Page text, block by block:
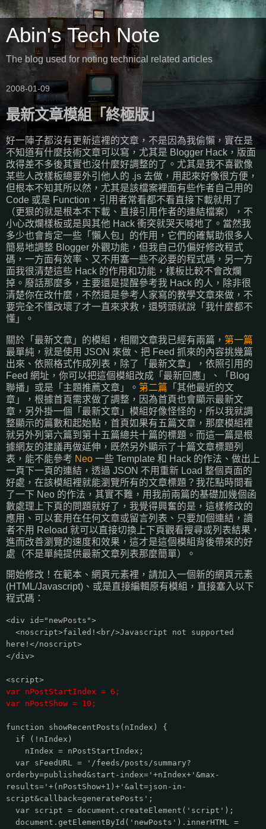
Abin's Tech Note
The blog used for noting technical related articles
2008-01-09
最新文章模組「終極版」
好一陣子都沒有更新這裡的文章，不是因為我偷懶，實在是
不知道有什麼技術文章可以寫，尤其是 Blogger Hack，版面
改得差不多後其實也沒什麼好調整的了。尤其是我不喜歡像
某些人改樣板總要外引他人的 .js 去做，用起來好像很方便，
但根本不知其所以然，尤其是該檔案裡面有些作者自己用的
Code 或是 Function，引用者常看都不看直接下載就用了
（更狠的就是根本不下載、直接引用作者的連結檔案），不
小心改爛樣板或是與其他 Hack 衝突就哭天喊地了。當然我
多少也會肯定一些「懶人包」的作用，它們的確幫助很多人
簡易地調整 Blogger 外觀功能，但我自己仍偏好修改程式
碼，一方面有效率、又不用塞一些不必要的程式碼，另一方
面我很清楚這些 Hack 的作用和功能，樣板比較不會改爛
掉。廢話那麼多，主要還是提醒參考我 Hack 的人，除非很
清楚你在改什麼，不然還是參考人家寫的教學文章來做，不
要完全不懂改壞了才一直來求救，還劈頭就說「我什麼都不
懂」。
關於「最新文章」的模組，相關文章我已經有兩篇， 第一篇
最單純，就是使用 JSON 來做、把 Feed 抓來的內容挑幾篇
出來、依照格式作成列表，除了「最新文章」，依照引用的
Feed 網址，你可以把這個模組改成「最新回應」、「Blog
聯播」或是「主題推薦文章」。 第二篇 「其他最近的文
章」，根據首頁需求做了調整，因為首頁也會顯示最新文
章，另外掛一個「最新文章」模組好像怪怪的，所以我就調
整顯示的篇數和起始點，首頁如果有五篇文章，那麼模組裡
就另外列第六篇到第十五篇總共十篇的標題。而這一篇是根
據網友的建議再做延伸，既然另外顯示了十篇文章標題列
表，能不能參考 Neo 一些 Template 和 Hack 的作法、做出上
一頁下一頁的連結，透過 JSON 不用重新 Load 整個頁面的
好處，在該模組裡就能瀏覽所有的文章標題？我花點時間看
了一下 Neo 的作法，其實不難，用我前兩篇的基礎加幾個函
數處理上下頁的問題就好了，我覺得興奮的是，這樣修改的
應用、可以套用在任何文章或留言列表、只要加個連結，讀
者不用 Reload 就可以直接切換上下頁觀看搜尋或列表結果，
進而改善瀏覽的速度和效果，這才是這個模組背後帶來的好
處（不是單純提供最新文章列表那麼簡單）。
開始修改！在範本、網頁元素裡，請加入一個新的網頁元素
(HTML/Javascript)、或是直接編輯原有模組，直接塞入以下
程式碼：
<div id="newPosts">
<noscript>failed!<br/>Javascript not supported
here!</noscript>
</div>
<script>
var nPostStartIndex = 6;
var nPostShow = 10;
function showRecentPosts(nIndex) {
if (!nIndex)
nIndex = nPostStartIndex;
var sFeedURL = '/feeds/posts/summary?
orderby=published&start-index='+nIndex+'&max-
results='+(nPostShow+1)+'&alt=json-in-
script&callback=generatePosts';
var script = document.createElement('script');
document.getElementById('newPosts').innerHTML =